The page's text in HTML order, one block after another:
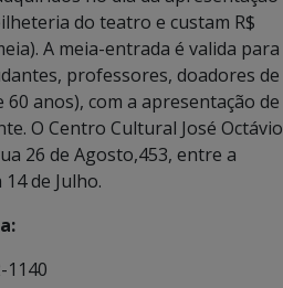
do teatro e custam R$
A meia-entrada é valida para
professores, doadores de
anos), com a apresentação de
O Centro Cultural José Octávio
26 de Agosto,453, entre a
de Julho.
1140